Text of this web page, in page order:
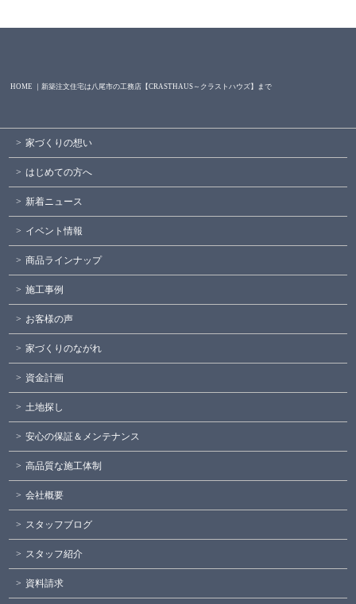
HOME ｜新築注文住宅は八尾市の工務店【CRASTHAUS～クラストハウズ】まで
家づくりの想い
はじめての方へ
新着ニュース
イベント情報
商品ラインナップ
施工事例
お客様の声
家づくりのながれ
資金計画
土地探し
安心の保証＆メンテナンス
高品質な施工体制
会社概要
スタッフブログ
スタッフ紹介
資料請求